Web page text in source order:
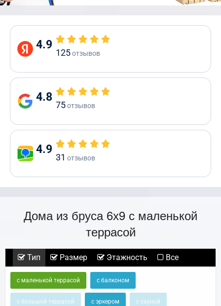
4.9
125отзывов
4.8
75отзывов
4.9
31 отзывов
Дома из бруса 6х9 с маленькой
террасой
Тип Размер Этажность Все
с маленькой террасой с балконом
с большой террасой с эркером с сауной